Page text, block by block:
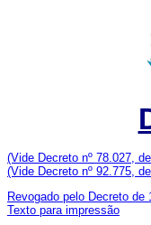
(Vide Decreto nº 78.027,
(Vide Decreto nº 92.775,
Revogado pelo Decreto de
Texto para impressão